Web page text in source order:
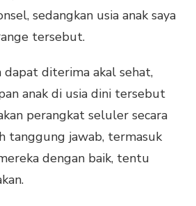
sedangkan usia anak saya
tersebut.
diterima akal sehat,
anak di usia dini tersebut
perangkat seluler secara
tanggung jawab, termasuk
dengan baik, tentu